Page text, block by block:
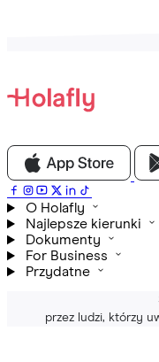
O Holafly
Najlepsze kierunki
Dokumenty
For Business
Przydatne
przez ludzi, którzy